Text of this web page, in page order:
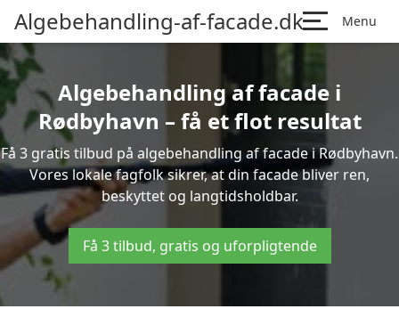
Algebehandling-af-facade.dk Menu
Algebehandling af facade i
Rødbyhavn – få et flot resultat
Få 3 gratis tilbud på algebehandling af facade i Rødbyhavn.
Vores lokale fagfolk sikrer, at din facade bliver ren,
beskyttet og langtidsholdbar.
Få 3 tilbud, gratis og uforpligtende